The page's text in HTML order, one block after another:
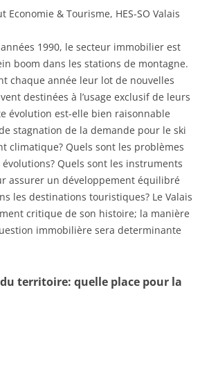
& Tourisme, HES-SO Valais
1990, le secteur immobilier est
boom dans les stations de montagne.
chaque année leur lot de nouvelles
destinées à l’usage exclusif de leurs
évolution est-elle bien raisonnable
stagnation de la demande pour le ski
climatique? Quels sont les problèmes
Quels sont les instruments
assurer un développement équilibré
les destinations touristiques? Le Valais
critique de son histoire; la manière
immobilière sera determinante
territoire: quelle place pour la